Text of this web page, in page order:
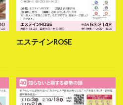
エステインROSE